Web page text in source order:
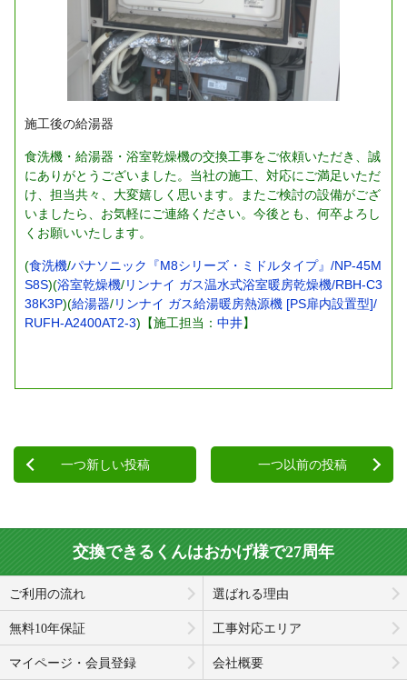
施工後の給湯器
食洗機・給湯器・浴室乾燥機の交換工事をご依頼いただき、誠
にありがとうございました。当社の施工、対応にご満足いただ
け、担当共々、大変嬉しく思います。またご検討の設備がござ
いましたら、お気軽にご連絡ください。今後とも、何卒よろし
くお願いいたします。
(食洗機/パナソニック『M8シリーズ・ミドルタイプ』/NP-45M
S8S)(浴室乾燥機/リンナイ ガス温水式浴室暖房乾燥機/RBH-C3
38K3P)(給湯器/リンナイ ガス給湯暖房熱源機 [PS扉内設置型]/
RUFH-A2400AT2-3)【施工担当： 中井】
一つ新しい投稿 一つ以前の投稿
交換できるくんはおかげ様で27周年
ご利用の流れ 選ばれる理由
無料10年保証 工事対応エリア
マイページ・会員登録 会社概要